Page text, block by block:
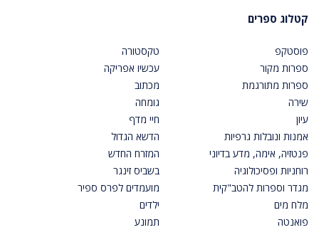
קטלוג ספרים
פוסטקפ
ספרות מקור
ספרות מתורגמת
שירה
עיון
אמנות ונובלות גרפיות
פנטזיה, אימה, מדע בדיוני
רוחניות ופסיכולוגיה
מגדר וספרות להטב"קית
מלח מים
פואנטה
טקסטורה
עכשיו אפריקה
מכתוב
גומחה
חיי מדף
הדשא הגדול
המזרח החדש
בשביס זינגר
מועמדים לפרס ספיר
ילדים
תמונע